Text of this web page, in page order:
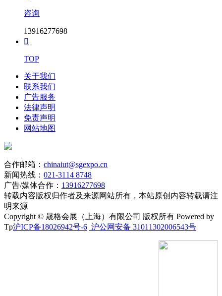
咨询
13916277698

TOP
关于我们
联系我们
广告服务
法律声明
免责声明
网站地图
合作邮箱： chinaiut@sgexpo.cn
新闻热线： 021-3114 8748
广告/媒体合作： 13916277698
转载内容版权归作者及来源网站所有，本站原创内容转载请注
明来源
Copyright © 晟格会展（上海）有限公司 版权所有 Powered by
Tp沪ICP备18026942号-6 沪公网安备 31011302006543号